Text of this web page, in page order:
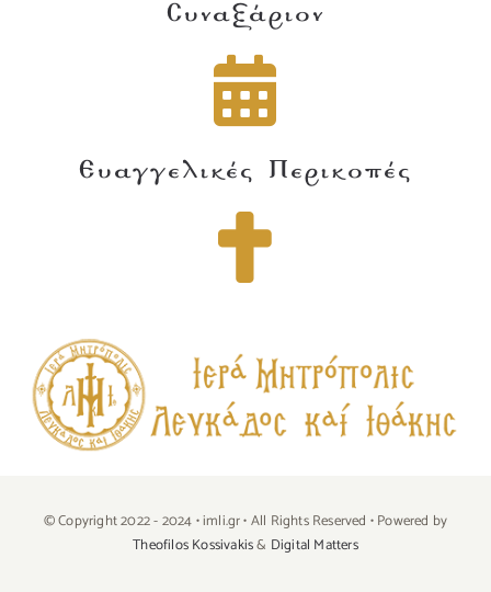
Συναξάριον
Ευαγγελικές Περικοπές
© Copyright 2022 - 2024 • imli.gr • All Rights Reserved • Powered by
Theofilos Kossivakis& Digital Matters